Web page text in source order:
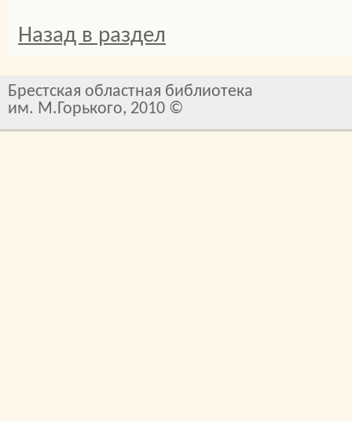
Назад в раздел
Брестская областная библиотека
им. М.Горького, 2010 ©